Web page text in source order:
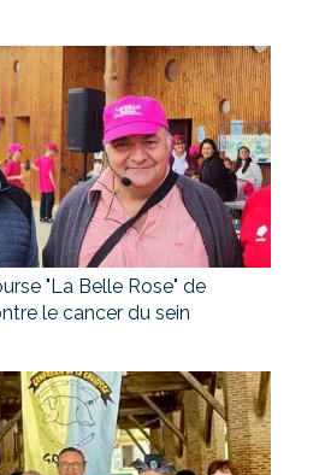
"La Belle Rose" de
le cancer du sein